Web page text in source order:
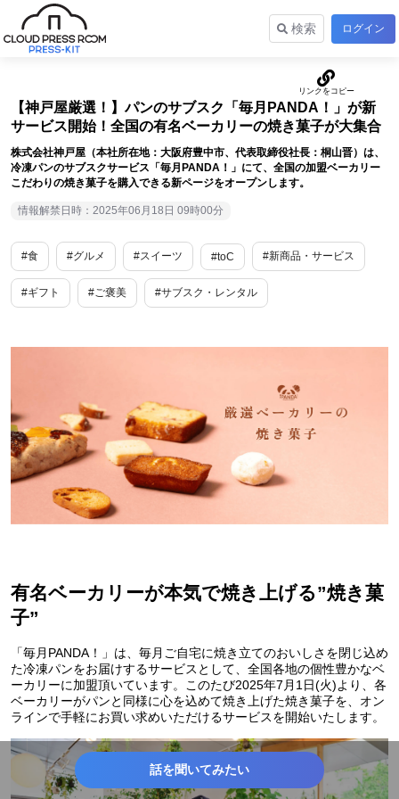
検索 ログイン
【神戸屋厳選！】パンのサブスク「毎月PANDA！」が新
サービス開始！全国の有名ベーカリーの焼き菓子が大集合
株式会社神戸屋（本社所在地：大阪府豊中市、代表取締役社長：桐山晋）は、
冷凍パンのサブスクサービス「毎月PANDA！」にて、全国の加盟ベーカリー
こだわりの焼き菓子を購入できる新ページをオープンします。
情報解禁日時：2025年06月18日 09時00分
#食 #グルメ #スイーツ #toC #新商品・サービス
#ギフト #ご褒美 #サブスク・レンタル
有名ベーカリーが本気で焼き上げる”焼き菓
子”
「毎月PANDA！」は、毎月ご自宅に焼き立てのおいしさを閉じ込め
た冷凍パンをお届けするサービスとして、全国各地の個性豊かなベ
ーカリーに加盟頂いています。このたび2025年7月1日(火)より、各
ベーカリーがパンと同様に心を込めて焼き上げた焼き菓子を、オン
ラインで手軽にお買い求めいただけるサービスを開始いたします。
話を聞いてみたい